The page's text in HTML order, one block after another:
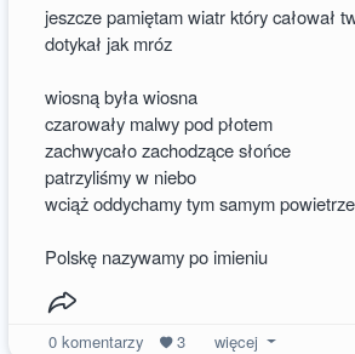
jeszcze pamiętam wiatr który całował
dotykał jak mróz
wiosną była wiosna
czarowały malwy pod płotem
zachwycało zachodzące słońce
patrzyliśmy w niebo
wciąż oddychamy tym samym
Polskę nazywamy po imieniu
0komentarzy 3 więcej